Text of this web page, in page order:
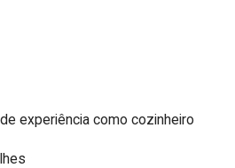
experiência como cozinheiro